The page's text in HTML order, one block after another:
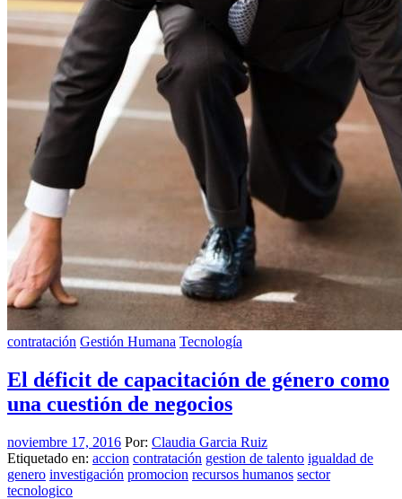
contratación Gestión Humana Tecnología
El déficit de capacitación de género como
una cuestión de negocios
noviembre 17, 2016 Por: Claudia Garcia Ruiz
Etiquetado en: accion contratación gestion de talento igualdad de
genero investigación promocion recursos humanos sector
tecnologico